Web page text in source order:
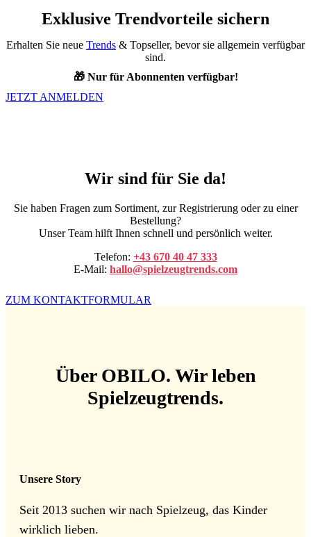
Exklusive Trendvorteile sichern
Erhalten Sie neue Trends & Topseller, bevor sie allgemein verfügbar
sind.
🎁 Nur für Abonnenten verfügbar!
JETZT ANMELDEN
Wir sind für Sie da!
Sie haben Fragen zum Sortiment, zur Registrierung oder zu einer
Bestellung?
Unser Team hilft Ihnen schnell und persönlich weiter.
Telefon: +43 670 40 47 333
E-Mail: hallo@spielzeugtrends.com
ZUM KONTAKTFORMULAR
Über OBILO. Wir leben
Spielzeugtrends.
Unsere Story
Seit 2013 suchen wir nach Spielzeug, das Kinder
wirklich lieben.